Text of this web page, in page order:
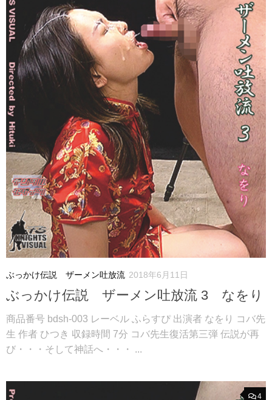
ぶっかけ伝説 ザーメン吐放流 2018年6月11日
ぶっかけ伝説 ザーメン吐放流 3 なをり
商品番号 bdsh-003 レーベル ふらすぴ 出演者 なをり コバ先
生 作者 ひつき 収録時間 7分 コバ先生復活第三弾 伝説が再
び・・・そして神話へ・・・ ...
4